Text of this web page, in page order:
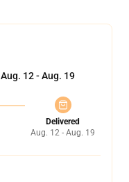
Aug. 12 - Aug. 19
Delivered
Aug. 12 - Aug. 19